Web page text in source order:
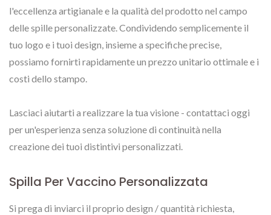
l'eccellenza artigianale e la qualità del prodotto nel campo
delle spille personalizzate. Condividendo semplicemente il
tuo logo e i tuoi design, insieme a specifiche precise,
possiamo fornirti rapidamente un prezzo unitario ottimale e i
costi dello stampo.
Lasciaci aiutarti a realizzare la tua visione - contattaci oggi
per un'esperienza senza soluzione di continuità nella
creazione dei tuoi distintivi personalizzati.
Spilla Per Vaccino Personalizzata
Si prega di inviarci il proprio design / quantità richiesta,